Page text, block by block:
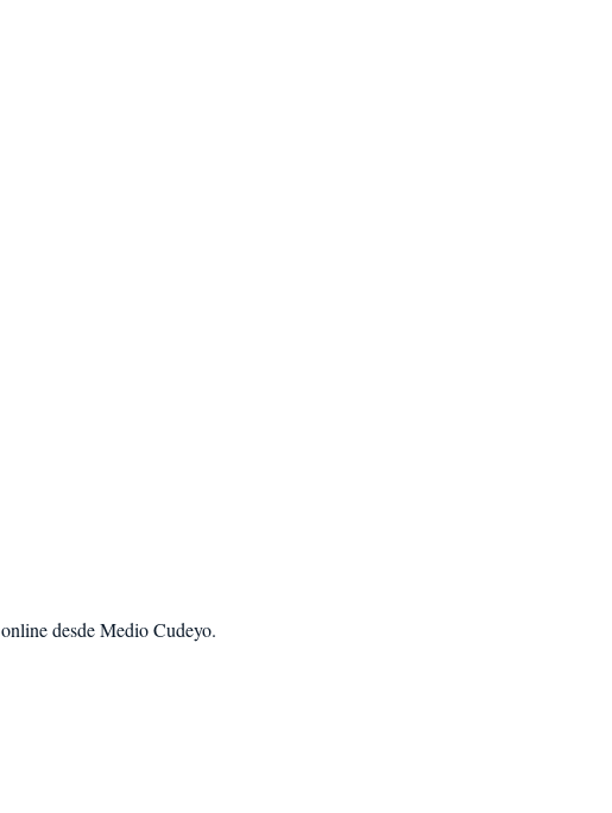
online desde Medio Cudeyo.